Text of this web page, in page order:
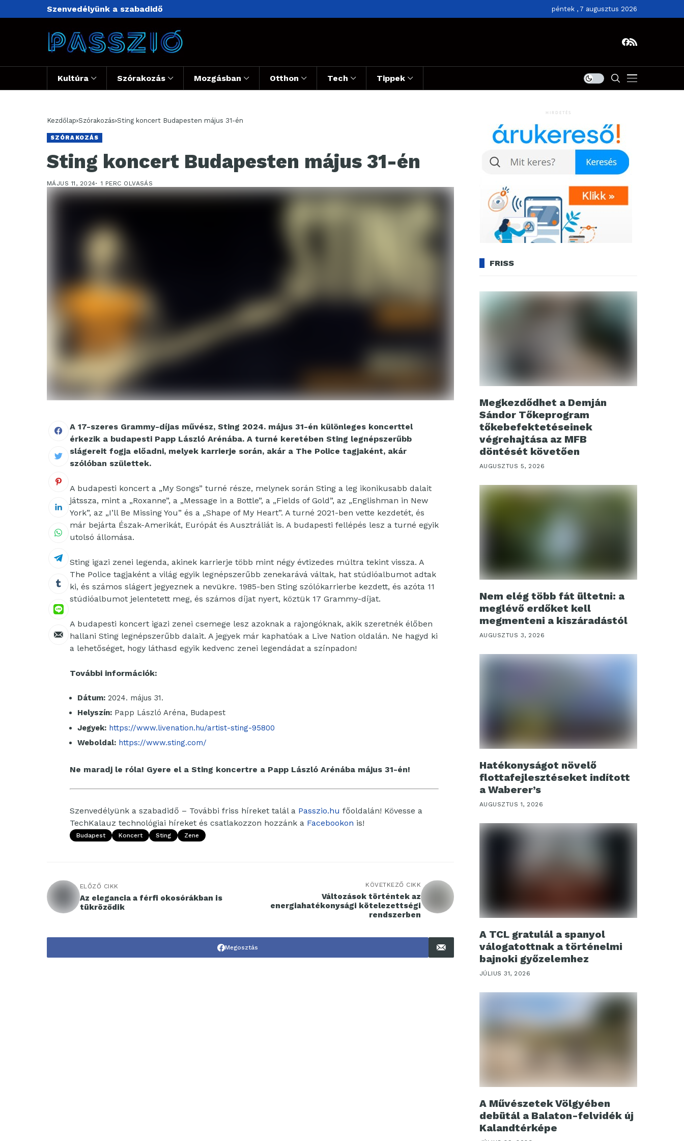
Szenvedélyünk a szabadidő péntek , 7 augusztus 2026
Kultúra Szórakozás Mozgásban Otthon Tech Tippek
Kezdőlap Szórakozás Sting koncert Budapesten május 31-én
SZÓRAKOZÁS
Sting koncert Budapesten május 31-én
MÁJUS 11, 2024 1 PERC OLVASÁS
A 17-szeres Grammy-díjas művész, Sting 2024. május 31-én különleges koncerttel
érkezik a budapesti Papp László Arénába. A turné keretében Sting legnépszerűbb
slágereit fogja előadni, melyek karrierje során, akár a The Police tagjaként, akár
szólóban születtek.
A budapesti koncert a „My Songs” turné része, melynek során Sting a leg ikonikusabb dalait
játssza, mint a „Roxanne”, a „Message in a Bottle”, a „Fields of Gold”, az „Englishman in New
York”, az „I’ll Be Missing You” és a „Shape of My Heart”. A turné 2021-ben vette kezdetét, és
már bejárta Észak-Amerikát, Európát és Ausztráliát is. A budapesti fellépés lesz a turné egyik
utolsó állomása.
Sting igazi zenei legenda, akinek karrierje több mint négy évtizedes múltra tekint vissza. A
The Police tagjaként a világ egyik legnépszerűbb zenekarává váltak, hat stúdióalbumot adtak
ki, és számos slágert jegyeznek a nevükre. 1985-ben Sting szólókarrierbe kezdett, és azóta 11
stúdióalbumot jelentetett meg, és számos díjat nyert, köztük 17 Grammy-díjat.
A budapesti koncert igazi zenei csemege lesz azoknak a rajongóknak, akik szeretnék élőben
hallani Sting legnépszerűbb dalait. A jegyek már kaphatóak a Live Nation oldalán. Ne hagyd ki
a lehetőséget, hogy láthasd egyik kedvenc zenei legendádat a színpadon!
További információk:
Dátum: 2024. május 31.
Helyszín: Papp László Aréna, Budapest
Jegyek: https://www.livenation.hu/artist-sting-95800
Weboldal: https://www.sting.com/
Ne maradj le róla! Gyere el a Sting koncertre a Papp László Arénába május 31-én!
Szenvedélyünk a szabadidő – További friss híreket talál a Passzio.hu főoldalán! Kövesse a
TechKalauz technológiai híreket és csatlakozzon hozzánk a Facebookon is!
Budapest Koncert Sting Zene
ELŐZŐ CIKK
Az elegancia a férfi okosórákban is
tükröződik
KÖVETKEZŐ CIKK
Változások történtek az
energiahatékonysági kötelezettségi
rendszerben
Megosztás
HIRDETÉS
FRISS
Megkezdődhet a Demján
Sándor Tőkeprogram
tőkebefektetéseinek
végrehajtása az MFB
döntését követően
AUGUSZTUS 5, 2026
Nem elég több fát ültetni: a
meglévő erdőket kell
megmenteni a kiszáradástól
AUGUSZTUS 3, 2026
Hatékonyságot növelő
flottafejlesztéseket indított
a Waberer’s
AUGUSZTUS 1, 2026
A TCL gratulál a spanyol
válogatottnak a történelmi
bajnoki győzelemhez
JÚLIUS 31, 2026
A Művészetek Völgyében
debütál a Balaton-felvidék új
Kalandtérképe